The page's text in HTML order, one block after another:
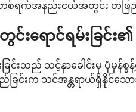
ရက်အနည်းငယ်အတွင်း တဖြည်
းရောင်ရမ်းခြင်း
ခြင်းသည် သင့်နှာခေါင်းမှ ပုံ
ည်ခြင်းက သင်အန္တရာယ်ရှိနိုင်